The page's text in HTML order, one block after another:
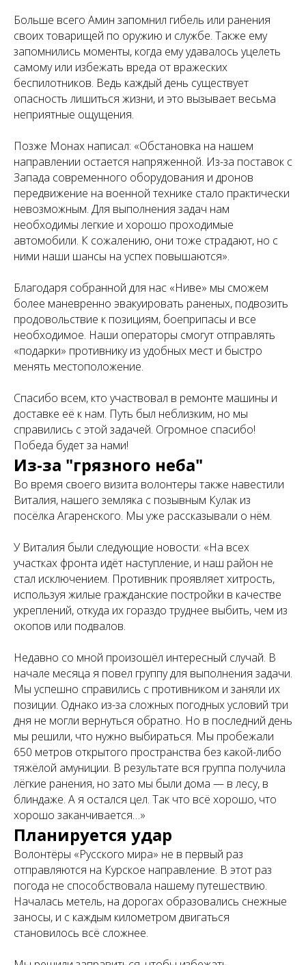
Больше всего Амин запомнил гибель или ранения
своих товарищей по оружию и службе. Также ему
запомнились моменты, когда ему удавалось уцелеть
самому или избежать вреда от вражеских
беспилотников. Ведь каждый день существует
опасность лишиться жизни, и это вызывает весьма
неприятные ощущения.
Позже Монах написал: «Обстановка на нашем
направлении остается напряженной. Из-за поставок с
Запада современного оборудования и дронов
передвижение на военной технике стало практически
невозможным. Для выполнения задач нам
необходимы легкие и хорошо проходимые
автомобили. К сожалению, они тоже страдают, но с
ними наши шансы на успех повышаются».
Благодаря собранной для нас «Ниве» мы сможем
более маневренно эвакуировать раненых, подвозить
продовольствие к позициям, боеприпасы и все
необходимое. Наши операторы смогут отправлять
«подарки» противнику из удобных мест и быстро
менять местоположение.
Спасибо всем, кто участвовал в ремонте машины и
доставке её к нам. Путь был неблизким, но мы
справились с этой задачей. Огромное спасибо!
Победа будет за нами!
Из-за "грязного неба"
Во время своего визита волонтеры также навестили
Виталия, нашего земляка с позывным Кулак из
посёлка Агаренского. Мы уже рассказывали о нём.
У Виталия были следующие новости: «На всех
участках фронта идёт наступление, и наш район не
стал исключением. Противник проявляет хитрость,
используя жилые гражданские постройки в качестве
укреплений, откуда их гораздо труднее выбить, чем из
окопов или подвалов.
Недавно со мной произошёл интересный случай. В
начале месяца я повел группу для выполнения задачи.
Мы успешно справились с противником и заняли их
позиции. Однако из-за сложных погодных условий три
дня не могли вернуться обратно. Но в последний день
мы решили, что нужно выбираться. Мы пробежали
650 метров открытого пространства без какой-либо
тяжёлой амуниции. В результате вся группа получила
лёгкие ранения, но зато мы были дома — в лесу, в
блиндаже. А я остался цел. Так что всё хорошо, что
хорошо заканчивается…»
Планируется удар
Волонтёры «Русского мира» не в первый раз
отправляются на Курское направление. В этот раз
погода не способствовала нашему путешествию.
Началась метель, на дорогах образовались снежные
заносы, и с каждым километром двигаться
становилось всё сложнее.